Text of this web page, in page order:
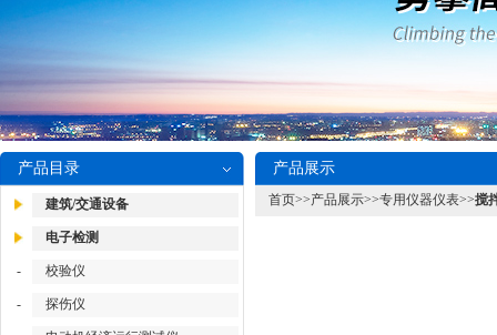
产品目录
建筑/交通设备
电子检测
- 校验仪
- 探伤仪
产品展示
首页>>产品展示>>专用仪器仪表>>搅